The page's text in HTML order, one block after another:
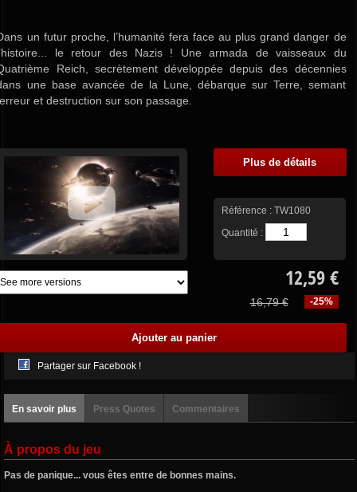
un futur proche, l’humanité fera face au plus grand danger de
le retour des Nazis ! Une armada de vaisseaux du
Reich, secrètement développée depuis des décennies
une base avancée de la Lune, débarque sur Terre, semant
et destruction sur son passage.
Plus de détails
Référence : TW1080
Quantité :
12,59 €
-25%
16,79 €
Partager sur Facebook !
En savoir plus Press Quotes Commentaires
À propos du jeu
Pas de panique... vous êtes entre de bonnes mains.